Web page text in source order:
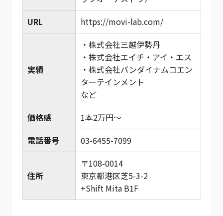
URL
https://movi-lab.com/
実績
・株式会社三越伊勢丹
・株式会社エイチ・アイ・エス
・株式会社バンダイナムコエン
ターテインメント
など
価格感
1本2万円〜
電話番号
03-6455-7099
住所
〒108-0014
東京都港区芝5-3-2
+Shift Mita B1F